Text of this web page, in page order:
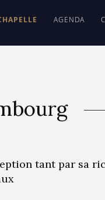
AGENDA
tant par sa